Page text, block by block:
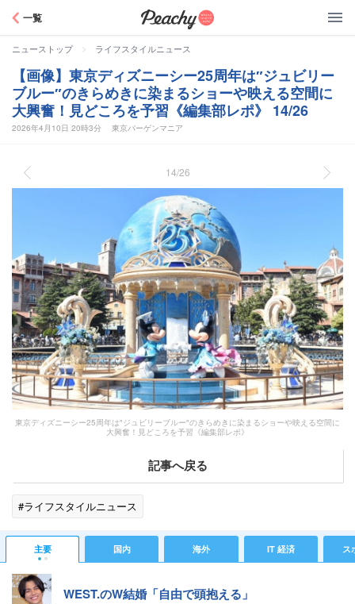
一覧
ニューストップ > ライフスタイルニュース
【画像】東京ディズニーシー25周年は″ジュビリー
ブルー″のきらめきに染まるショーや映える空間に
大興奮！見どころを予習《編集部レポ》 14/26
2026年4月10日 20時3分 東京バーゲンマニア
14/26
東京ディズニーシー25周年は″ジュビリーブルー″のきらめきに染まるショーや映える空間に
大興奮！見どころを予習《編集部レポ》
記事へ戻る
#ライフスタイルニュース
主要 国内 海外 IT 経済 ス
WEST.のW結婚「自由で頭抱える」